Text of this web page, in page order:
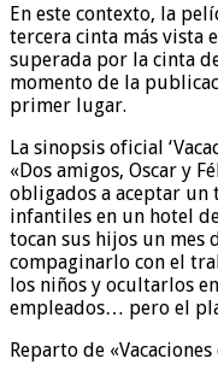
En este contexto, la
tercera cinta más vista
superada por la cinta
momento de la
primer lugar.
La sinopsis oficial
«Dos amigos, Oscar y
obligados a aceptar
infantiles en un hotel
tocan sus hijos un mes
compaginarlo con el
los niños y ocultarlos
empleados… pero el
Reparto de